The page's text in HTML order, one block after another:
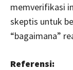
memverifikasi
skeptis untuk
“bagaimana”
Referensi: